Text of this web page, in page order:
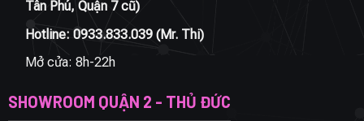
Tân Phú, Quận 7 cũ)
Hotline: 0933.833.039(Mr. Thi)
Mở cửa: 8h-22h
SHOWROOM QUẬN 2 - THỦ ĐỨC